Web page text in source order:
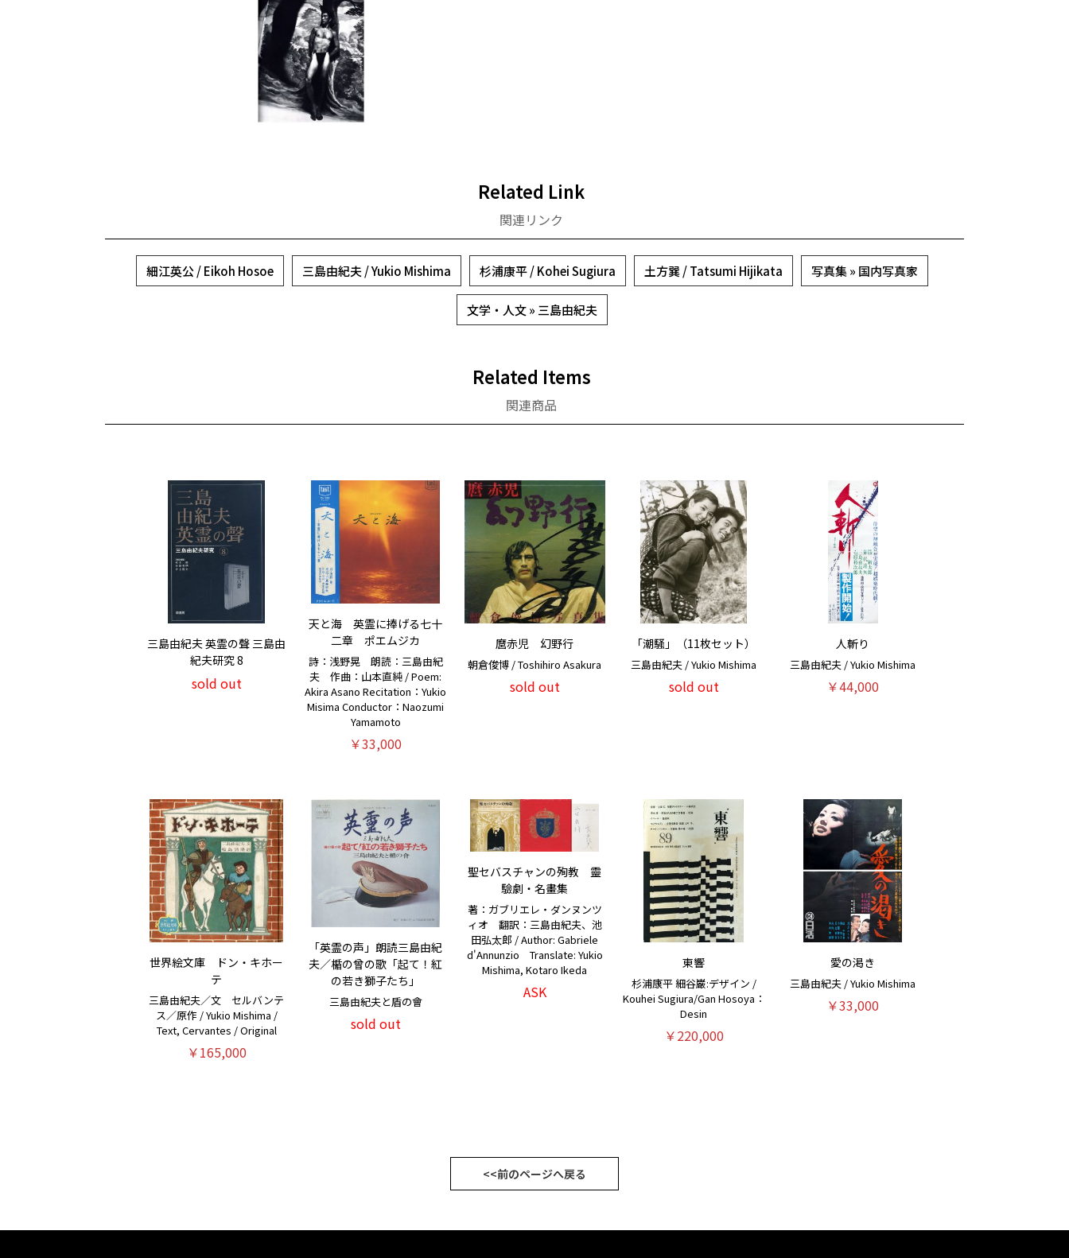
Related Link
関連リンク
細江英公 / Eikoh Hosoe 三島由紀夫 / Yukio Mishima 杉浦康平 / Kohei Sugiura 土方巽 / Tatsumi Hijikata 写真集 » 国内写真家
文学・人文 » 三島由紀夫
Related Items
関連商品
三島由紀夫 英霊の聲 三島由
紀夫研究 8
sold out
天と海 英霊に捧げる七十
二章 ポエムジカ
詩：浅野晃 朗読：三島由紀
夫 作曲：山本直純 / Poem:
Akira Asano Recitation：Yukio
Misima Conductor：Naozumi
Yamamoto
￥33,000
麿赤児 幻野行
朝倉俊博 / Toshihiro Asakura
sold out
「潮騒」（11枚セット）
三島由紀夫 / Yukio Mishima
sold out
人斬り
三島由紀夫 / Yukio Mishima
￥44,000
世界絵文庫 ドン・キホー
テ
三島由紀夫／文 セルバンテ
ス／原作 / Yukio Mishima /
Text, Cervantes / Original
￥165,000
「英霊の声」朗読三島由紀
夫／楯の曾の歌「起て！紅
の若き獅子たち」
三島由紀夫と盾の會
sold out
聖セバスチャンの殉教 靈
驗劇・名畫集
著：ガブリエレ・ダンヌンツ
ィオ 翻訳：三島由紀夫、池
田弘太郎 / Author: Gabriele
d'Annunzio Translate: Yukio
Mishima, Kotaro Ikeda
ASK
東響
杉浦康平 細谷巌:デザイン /
Kouhei Sugiura/Gan Hosoya：
Desin
￥220,000
愛の渇き
三島由紀夫 / Yukio Mishima
￥33,000
<<前のページへ戻る